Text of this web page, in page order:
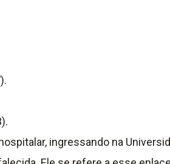
ingressando na